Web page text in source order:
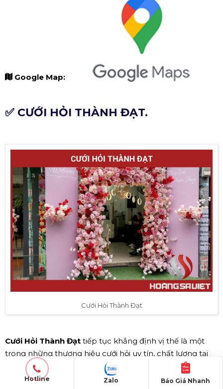
Google Map:
✅ CƯỚI HỎI THÀNH ĐẠT.
Cưới Hỏi Thành Đạt
Cưới Hỏi Thành Đạt tiếp tục khẳng định vị thế là một
trong những thương hiệu cưới hỏi uy tín, chất lượng tại
Hải Phòng. Với nhiều năm kinh nghiệm, Thành Đạt
chuyên cung cấp dịch vụ cưới hỏi trọn gói từ trang trí
Hotline Báo Giá Nhanh
Zalo